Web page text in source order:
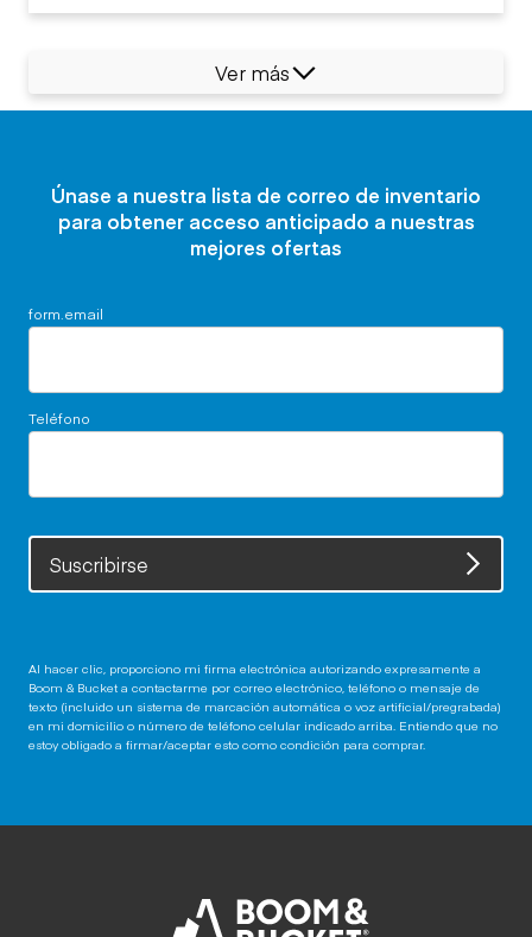
Ver más
Únase a nuestra lista de correo de inventario
para obtener acceso anticipado a nuestras
mejores ofertas
form.email
Teléfono
Suscribirse
Al hacer clic, proporciono mi firma electrónica autorizando expresamente a
Boom & Bucket a contactarme por correo electrónico, teléfono o mensaje de
texto (incluido un sistema de marcación automática o voz artificial/pregrabada)
en mi domicilio o número de teléfono celular indicado arriba. Entiendo que no
estoy obligado a firmar/aceptar esto como condición para comprar.